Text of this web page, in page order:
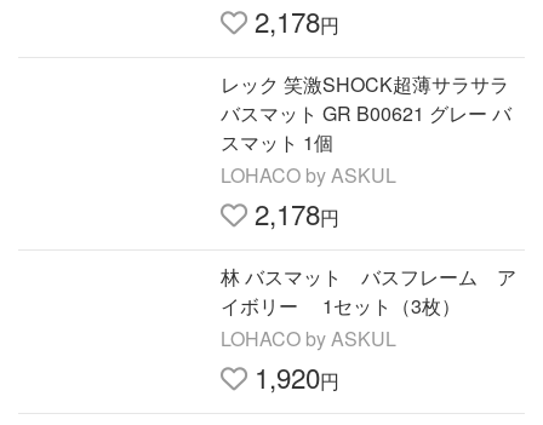
2,178円
レック 笑激SHOCK超薄サラサラ
バスマット GR B00621 グレー バ
スマット 1個
LOHACO by ASKUL
2,178円
林 バスマット バスフレーム ア
イボリー 1セット（3枚）
LOHACO by ASKUL
1,920円